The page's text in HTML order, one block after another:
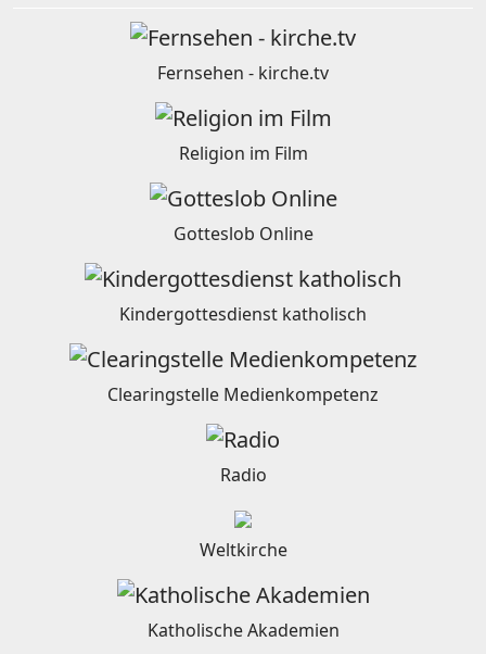
Fernsehen - kirche.tv
Religion im Film
Gotteslob Online
Kindergottesdienst katholisch
Clearingstelle Medienkompetenz
Radio
Weltkirche
Katholische Akademien